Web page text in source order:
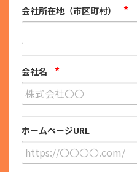
会社所在地（市区町村） *
会社名 *
ホームページURL